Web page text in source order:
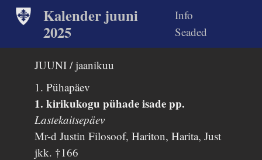
Kalender juuni
2025
Info
Seaded
JUUNI / jaanikuu
1. Pühapäev
1. kirikukogu pühade isade pp.
Lastekaitsepäev
Mr-d Justin Filosoof, Hariton, Harita, Just
jkk. †166